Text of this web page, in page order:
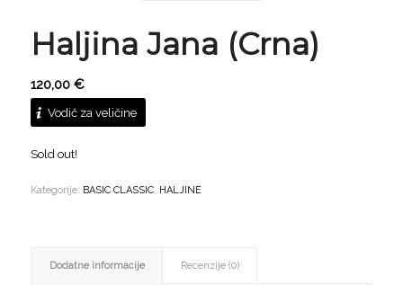
Haljina Jana (Crna)
120,00 €
Vodič za veličine
Sold out!
Kategorije: BASIC CLASSIC, HALJINE
Dodatne informacije Recenzije (0)